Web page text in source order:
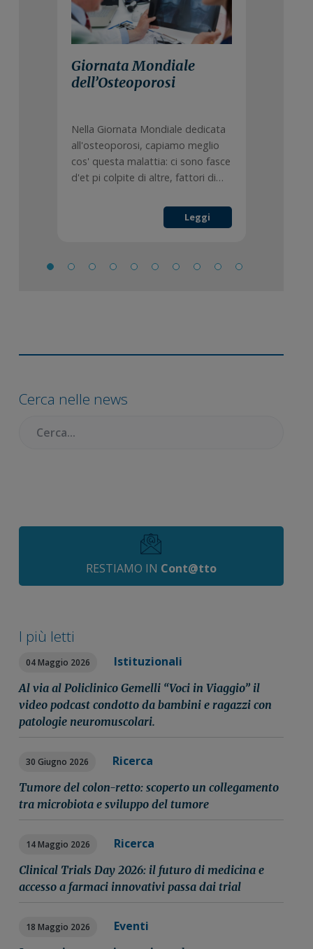
Giornata Mondiale
dell’Osteoporosi
Nella Giornata Mondiale dedicata
all'osteoporosi, capiamo meglio
cos' questa malattia: ci sono fasce
d'et pi colpite di altre, fattori di…
Leggi
primaria
Cerca nelle news
RESTIAMO IN Cont@tto
I più letti
04 Maggio 2026 Istituzionali
Al via al Policlinico Gemelli “Voci in Viaggio” il
video podcast condotto da bambini e ragazzi con
patologie neuromuscolari.
30 Giugno 2026 Ricerca
Tumore del colon-retto: scoperto un collegamento
tra microbiota e sviluppo del tumore
14 Maggio 2026 Ricerca
Clinical Trials Day 2026: il futuro di medicina e
accesso a farmaci innovativi passa dai trial
18 Maggio 2026 Eventi